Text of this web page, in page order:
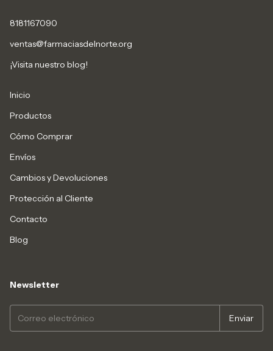
8181167090
ventas@farmaciasdelnorte.org
¡Visita nuestro blog!
Inicio
Productos
Cómo Comprar
Envíos
Cambios y Devoluciones
Protección al Cliente
Contacto
Blog
Newsletter